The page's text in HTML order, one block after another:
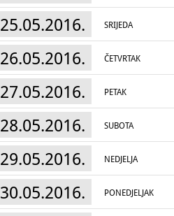
25.05.2016. SRIJEDA
26.05.2016. ČETVRTAK
27.05.2016. PETAK
28.05.2016. SUBOTA
29.05.2016. NEDJELJA
30.05.2016. PONEDJELJAK